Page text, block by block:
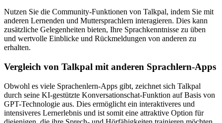
Nutzen Sie die Community-Funktionen von Talkpal, indem Sie mit
anderen Lernenden und Muttersprachlern interagieren. Dies kann
zusätzliche Gelegenheiten bieten, Ihre Sprachkenntnisse zu üben
und wertvolle Einblicke und Rückmeldungen von anderen zu
erhalten.
Vergleich von Talkpal mit anderen Sprachlern-Apps
Obwohl es viele Sprachenlern-Apps gibt, zeichnet sich Talkpal
durch seine KI-gestützte Konversationschat-Funktion auf Basis von
GPT-Technologie aus. Dies ermöglicht ein interaktiveres und
intensiveres Lernerlebnis und ist somit eine attraktive Option für